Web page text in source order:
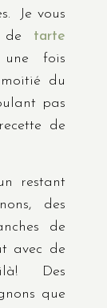
Je vous
de tarte
fois
du
pas
de
restant
des
de
avec de
Des
que